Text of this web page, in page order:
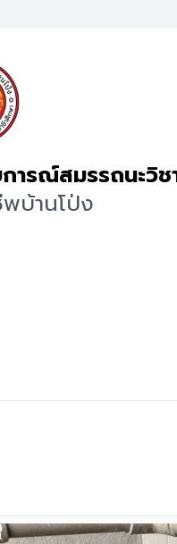
ารณ์สมรรถนะวิ
บ้านโป่ง